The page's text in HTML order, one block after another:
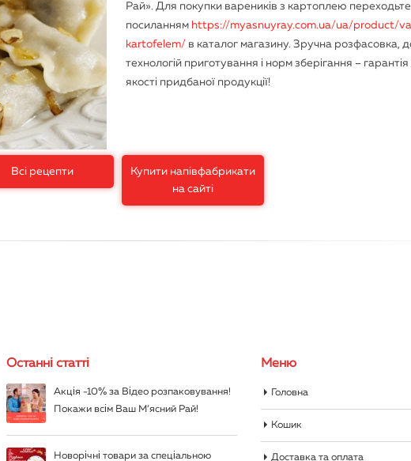
Рай». Для покупки вареників з картоплею
посиланням https://myasnuyray.com.ua/ua/product/
kartofelem/ в каталог магазину. Зручна розфасовка,
технологій приготування і норм зберігання – гарантія
якості придбаної продукції!
Всі рецепти
Купити напівфабрикати
на сайті
Останні статті
Акція -10% за Відео розпаковування!
Покажи всім Ваш М’ясний Рай!
Новорічні товари за спеціальною
Меню
Головна
Кошик
Доставка та оплата